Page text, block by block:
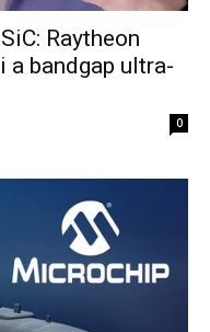
Raytheon
bandgap ultra-
0